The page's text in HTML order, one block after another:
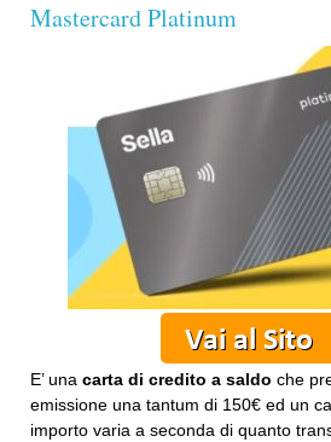
Mastercard Platinum
E’ una carta di credito a saldo che
emissione una tantum di 150€ ed un
importo varia a seconda di quanto